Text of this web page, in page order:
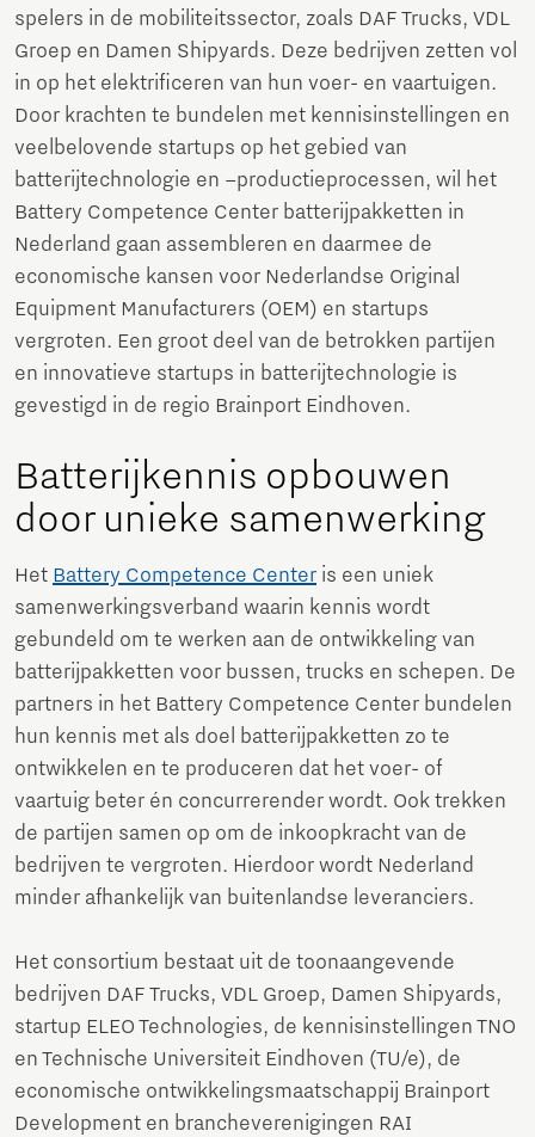
spelers in de mobiliteitssector, zoals DAF Trucks, VDL
Groep en Damen Shipyards. Deze bedrijven zetten vol
in op het elektrificeren van hun voer- en vaartuigen.
Door krachten te bundelen met kennisinstellingen en
veelbelovende startups op het gebied van
batterijtechnologie en –productieprocessen, wil het
Battery Competence Center batterijpakketten in
Nederland gaan assembleren en daarmee de
economische kansen voor Nederlandse Original
Equipment Manufacturers (OEM) en startups
vergroten. Een groot deel van de betrokken partijen
en innovatieve startups in batterijtechnologie is
gevestigd in de regio Brainport Eindhoven.
Batterijkennis opbouwen
door unieke samenwerking
Het Battery Competence Center is een uniek
samenwerkingsverband waarin kennis wordt
gebundeld om te werken aan de ontwikkeling van
batterijpakketten voor bussen, trucks en schepen. De
partners in het Battery Competence Center bundelen
hun kennis met als doel batterijpakketten zo te
ontwikkelen en te produceren dat het voer- of
vaartuig beter én concurrerender wordt. Ook trekken
de partijen samen op om de inkoopkracht van de
bedrijven te vergroten. Hierdoor wordt Nederland
minder afhankelijk van buitenlandse leveranciers.
Het consortium bestaat uit de toonaangevende
bedrijven DAF Trucks, VDL Groep, Damen Shipyards,
startup ELEO Technologies, de kennisinstellingen TNO
en Technische Universiteit Eindhoven (TU/e), de
economische ontwikkelingsmaatschappij Brainport
Development en brancheverenigingen RAI